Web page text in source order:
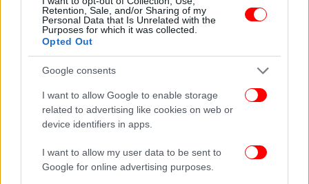
Retention, Sale, and/or Sharing of my
Personal Data that Is Unrelated with the
Purposes for which it was collected.
Opted Out
Google consents
I want to allow Google to enable storage
related to advertising like cookies on web or
device identifiers in apps.
I want to allow my user data to be sent to
Google for online advertising purposes.